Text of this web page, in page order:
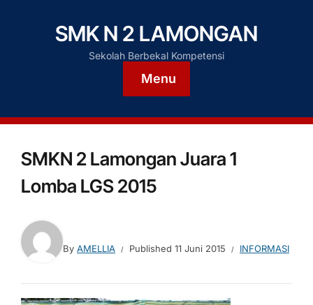
SMK N 2 LAMONGAN
Sekolah Berbekal Kompetensi
Menu
SMKN 2 Lamongan Juara 1
Lomba LGS 2015
By AMELLIA Published 11 Juni 2015 INFORMASI